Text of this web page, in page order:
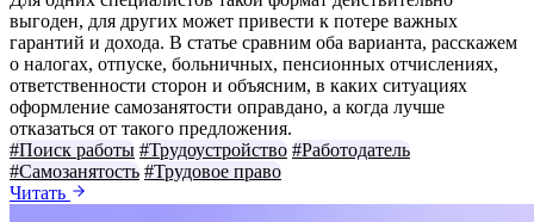
выгоден, для других может привести к потере важных
гарантий и дохода. В статье сравним оба варианта, расскажем
о налогах, отпуске, больничных, пенсионных отчислениях,
ответственности сторон и объясним, в каких ситуациях
оформление самозанятости оправдано, а когда лучше
отказаться от такого предложения.
#Поиск работы #Трудоустройство #Работодатель
#Самозанятость #Трудовое право
Читать